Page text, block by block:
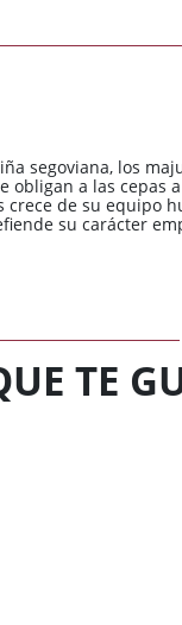
segoviana, los
obligan a las cepas
crece de su equipo
su carácter
TE